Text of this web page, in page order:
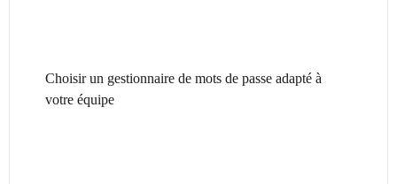
Choisir un gestionnaire de mots de passe adapté à
votre équipe